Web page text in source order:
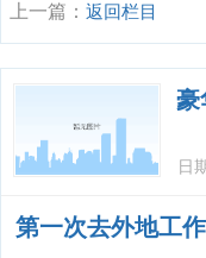
上一篇： 返回栏目
豪
日
第一次去外地工